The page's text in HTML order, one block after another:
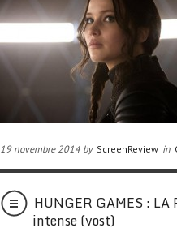
19 novembre 2014 by ScreenReview in
HUNGER GAMES :
intense (vost)